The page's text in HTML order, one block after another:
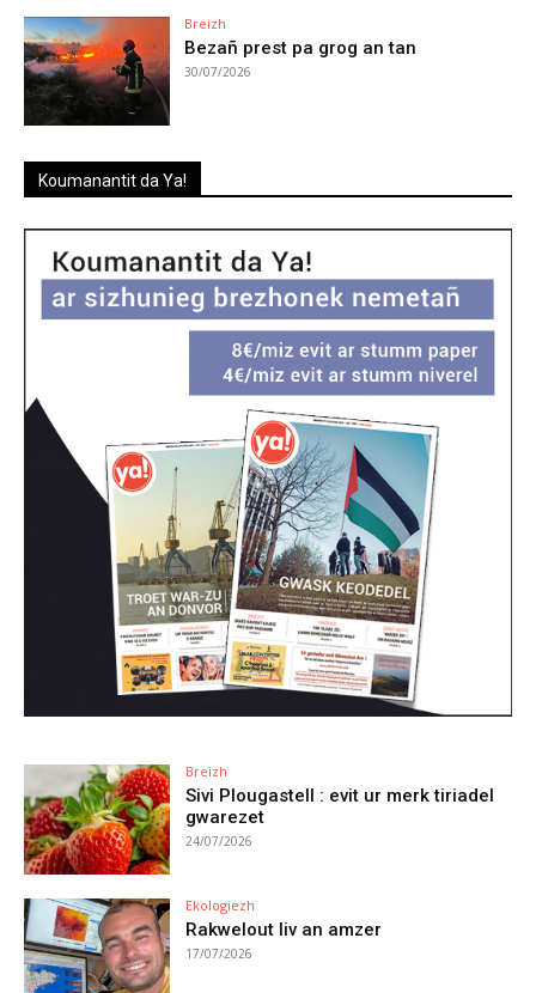
Breizh
Bezañ prest pa grog an tan
30/07/2026
Koumanantit da Ya!
Breizh
Sivi Plougastell : evit ur merk tiriadel
gwarezet
24/07/2026
Ekologiezh
Rakwelout liv an amzer
17/07/2026